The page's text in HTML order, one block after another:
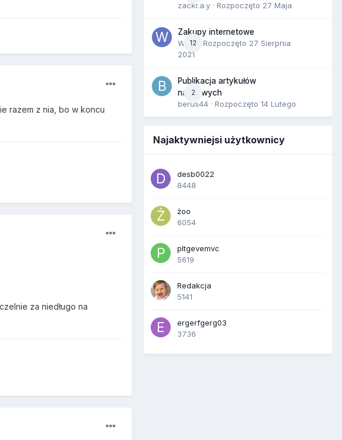
razem z nia, bo w koncu
za niedługo na
zackr.a.y · Rozpoczęto 27 Maja
12
Zakupy internetowe
Wula · Rozpoczęto 27 Sierpnia
2021
2
Publikacja artykułów
naukowych
berus44 · Rozpoczęto 14 Lutego
Najaktywniejsi użytkownicy
desb0022
8448
żoo
6054
pltgevemvc
5619
Redakcja
5141
ergerfgerg03
3736